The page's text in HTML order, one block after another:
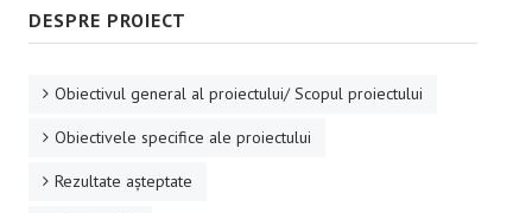
DESPRE PROIECT
Obiectivul general al proiectului/ Scopul proiectului
Obiectivele specifice ale proiectului
Rezultate aşteptate